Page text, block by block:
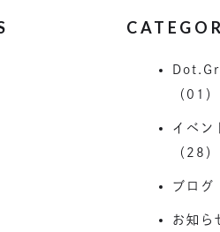
（01）
イベン
（28）
ブログ
お知ら